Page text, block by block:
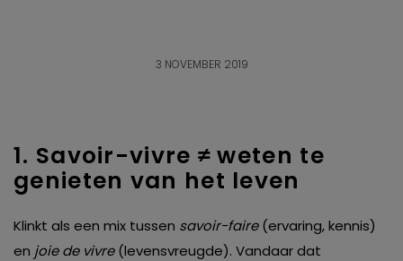
3 NOVEMBER 2019
1. Savoir-vivre ≠ weten te
genieten van het leven
Klinkt als een mix tussen savoir-faire(ervaring, kennis)
en joie de vivre(levensvreugde). Vandaar dat